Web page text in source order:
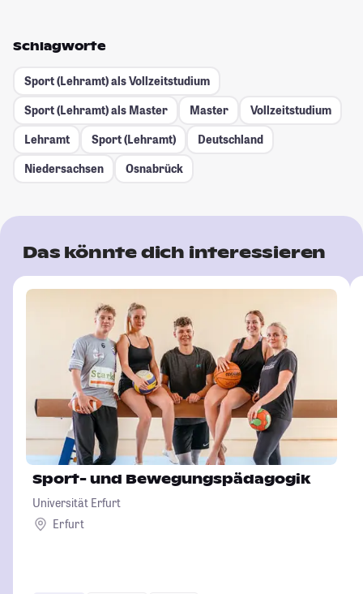
Schlagworte
Sport (Lehramt) als Vollzeitstudium
Sport (Lehramt) als Master
Master
Vollzeitstudium
Lehramt
Sport (Lehramt)
Deutschland
Niedersachsen
Osnabrück
Das könnte dich interessieren
Sport- und Bewegungspädagogik
Universität Erfurt
Erfurt